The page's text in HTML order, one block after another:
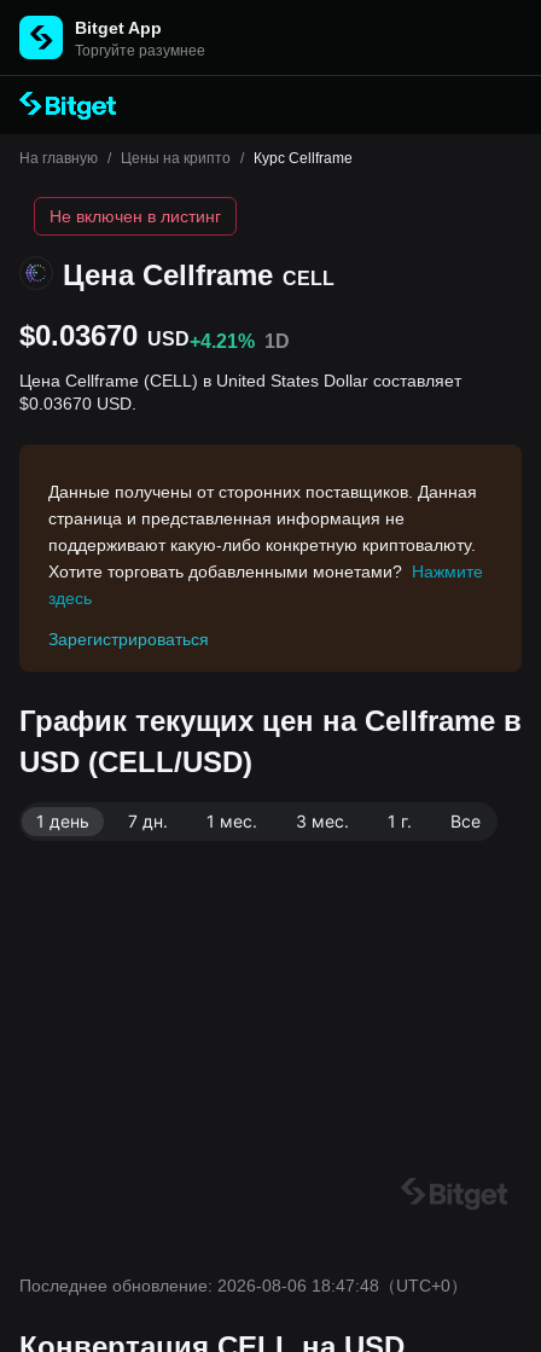
Bitget App
Торгуйте разумнее
На главную / Цены на крипто / Курс Cellframe
Цена Cellframe CELL
Не включен в листинг
$0.03670 USD+4.21% 1D
Цена Cellframe (CELL) в United States Dollar составляет
$0.03670 USD.
Данные получены от сторонних поставщиков. Данная
страница и представленная информация не
поддерживают какую-либо конкретную криптовалюту.
Хотите торговать добавленными монетами? Нажмите
здесь
Зарегистрироваться
График текущих цен на Cellframe в
USD (CELL/USD)
1 день 7 дн. 1 мес. 3 мес. 1 г. Все
Последнее обновление: 2026-08-06 18:47:48 （UTC+0）